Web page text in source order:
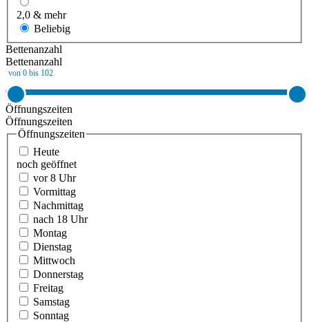
2,0 & mehr
Beliebig
Bettenanzahl
Bettenanzahl
von 0 bis 102
Öffnungszeiten
Öffnungszeiten
Öffnungszeiten
Heute
noch geöffnet
vor 8 Uhr
Vormittag
Nachmittag
nach 18 Uhr
Montag
Dienstag
Mittwoch
Donnerstag
Freitag
Samstag
Sonntag